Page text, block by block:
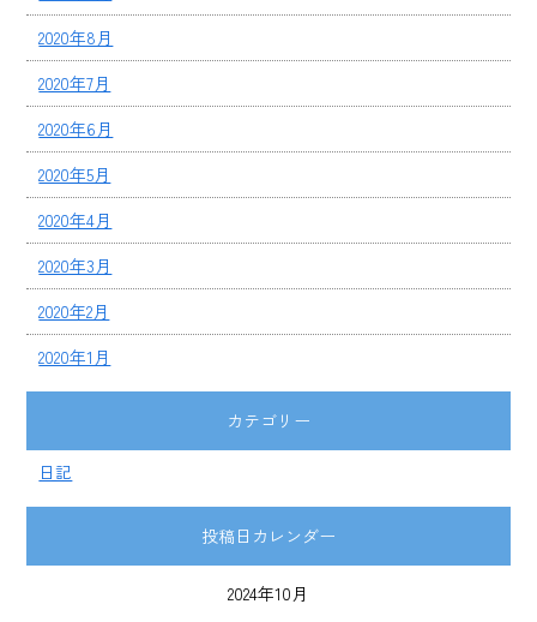
2020年8月
2020年7月
2020年6月
2020年5月
2020年4月
2020年3月
2020年2月
2020年1月
カテゴリー
日記
投稿日カレンダー
2024年10月